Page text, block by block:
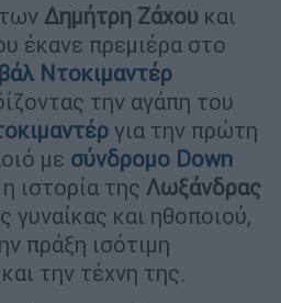
Δημήτρη Ζάχου και
έκανε πρεμιέρα στο
Ντοκιμαντέρ
την αγάπη του
για την πρώτη
με σύνδρομο Down
ιστορία της Λωξάνδρας
γυναίκας και ηθοποιού,
πράξη ισότιμη
την τέχνη της.